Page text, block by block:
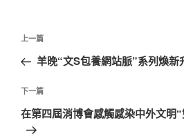
文
導
覽
上
一
文
章
上一篇
羊晚“文S包養網站脈”系列煥新
下
一
篇
下一篇
在第四屆消博會感觸感染中外文明